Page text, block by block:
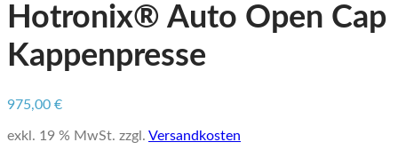
Hotronix® Auto Open Cap
Kappenpresse
975,00 €
exkl. 19 % MwSt. zzgl. Versandkosten